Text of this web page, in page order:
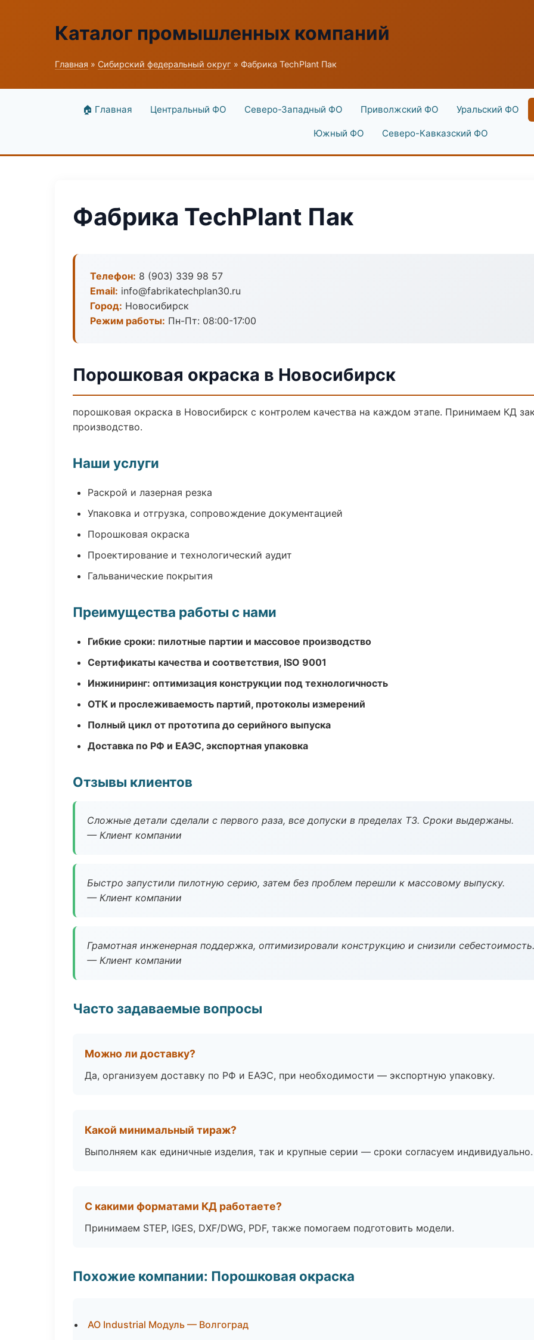
Каталог промышленных компаний
Главная » Сибирский федеральный округ » Фабрика TechPlant Пак
🏠 Главная Центральный ФО Северо-Западный ФО Приволжский ФО Уральский ФО
Южный ФО Северо-Кавказский ФО
Фабрика TechPlant Пак
Телефон: 8 (903) 339 98 57
Email: info@fabrikatechplan30.ru
Город: Новосибирск
Режим работы: Пн-Пт: 08:00-17:00
Порошковая окраска в Новосибирск
порошковая окраска в Новосибирск с контролем качества на каждом этапе. Принимаем КД
производство.
Наши услуги
Раскрой и лазерная резка
Упаковка и отгрузка, сопровождение документацией
Порошковая окраска
Проектирование и технологический аудит
Гальванические покрытия
Преимущества работы с нами
Гибкие сроки: пилотные партии и массовое производство
Сертификаты качества и соответствия, ISO 9001
Инжиниринг: оптимизация конструкции под технологичность
ОТК и прослеживаемость партий, протоколы измерений
Полный цикл от прототипа до серийного выпуска
Доставка по РФ и ЕАЭС, экспортная упаковка
Отзывы клиентов
Сложные детали сделали с первого раза, все допуски в пределах ТЗ. Сроки выдержаны.
— Клиент компании
Быстро запустили пилотную серию, затем без проблем перешли к массовому выпуску.
— Клиент компании
Грамотная инженерная поддержка, оптимизировали конструкцию и снизили себестоимость.
— Клиент компании
Часто задаваемые вопросы
Можно ли доставку?
Да, организуем доставку по РФ и ЕАЭС, при необходимости — экспортную упаковку.
Какой минимальный тираж?
Выполняем как единичные изделия, так и крупные серии — сроки согласуем индивидуально.
С какими форматами КД работаете?
Принимаем STEP, IGES, DXF/DWG, PDF, также помогаем подготовить модели.
Похожие компании: Порошковая окраска
АО Industrial Модуль — Волгоград